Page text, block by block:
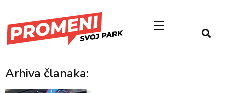
Arhiva članaka: